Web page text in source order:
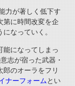
力が著しく低下す
第に時間改変を企
なっていく。
能になってしまっ
志が宿った武器・
郎のオーラをフリ
ナーフォームとい